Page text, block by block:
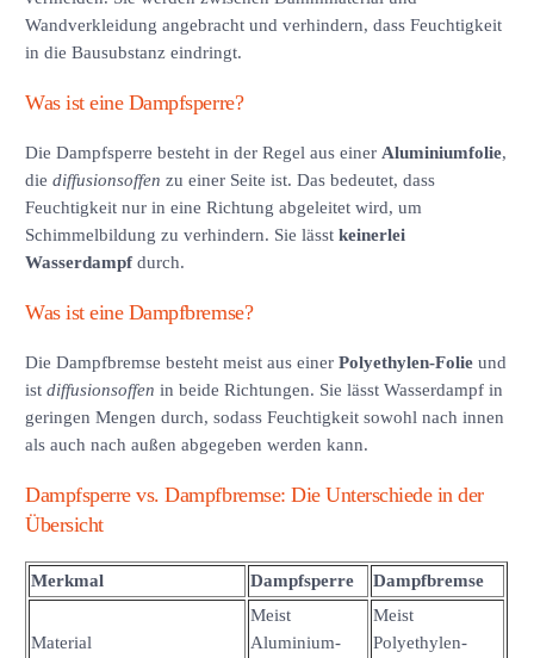
Wandverkleidung angebracht und verhindern, dass Feuchtigkeit
in die Bausubstanz eindringt.
Was ist eine Dampfsperre?
Die Dampfsperre besteht in der Regel aus einer Aluminiumfolie,
diediffusionsoffen zu einer Seite ist. Das bedeutet, dass
Feuchtigkeit nur in eine Richtung abgeleitet wird, um
Schimmelbildung zu verhindern. Sie lässtkeinerlei
Wasserdampf durch.
Was ist eine Dampfbremse?
Die Dampfbremse besteht meist aus einerPolyethylen-Folie und
istdiffusionsoffen in beide Richtungen. Sie lässt Wasserdampf in
geringen Mengen durch, sodass Feuchtigkeit sowohl nach innen
als auch nach außen abgegeben werden kann.
Dampfsperre vs. Dampfbremse: Die Unterschiede in der
Übersicht
Merkmal Dampfsperre Dampfbremse
Material
Meist
Aluminium-
Meist
Polyethylen-